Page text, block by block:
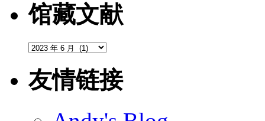
馆藏文献
馆
文
献
友情链接